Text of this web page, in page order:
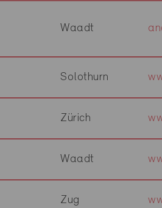
Waadt
Solothurn
Zürich
Waadt
Zug